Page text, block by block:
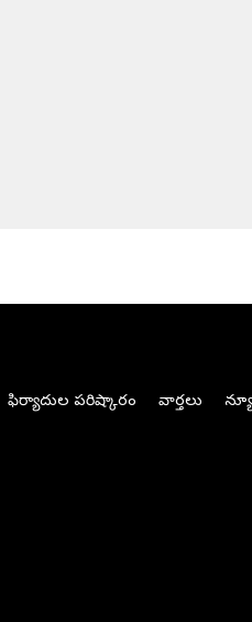
ఫిర్యాదుల పరిష్కారం వార్తలు